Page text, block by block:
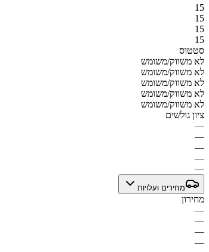
15
15
15
15
סטטוס
לא משווק/משומש
לא משווק/משומש
לא משווק/משומש
לא משווק/משומש
לא משווק/משומש
ציון גולשים
—
—
—
—
—
מחירים ועלויות
מחירון
—
—
—
—